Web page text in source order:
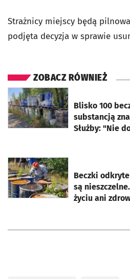
Strażnicy miejscy będą
podjęta decyzja w sprawie
ZOBACZ RÓWNIEŻ
Blisko 100
substancją
Służby: "Nie
otworzy się w nowej karcie
Beczki
są
życiu ani
otworzy się w nowej karcie